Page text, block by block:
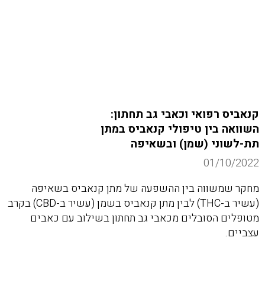
קנאביס רפואי וכאבי גב תחתון:
השוואה בין טיפולי קנאביס במתן
תת-לשוני (שמן) ובשאיפה
01/10/2022
מחקר שמשווה בין ההשפעה של מתן קנאביס בשאיפה
(עשיר ב-THC) לבין מתן קנאביס בשמן (עשיר ב-CBD) בקרב
מטופלים הסובלים מכאבי גב תחתון בשילוב עם כאבים
עצביים.